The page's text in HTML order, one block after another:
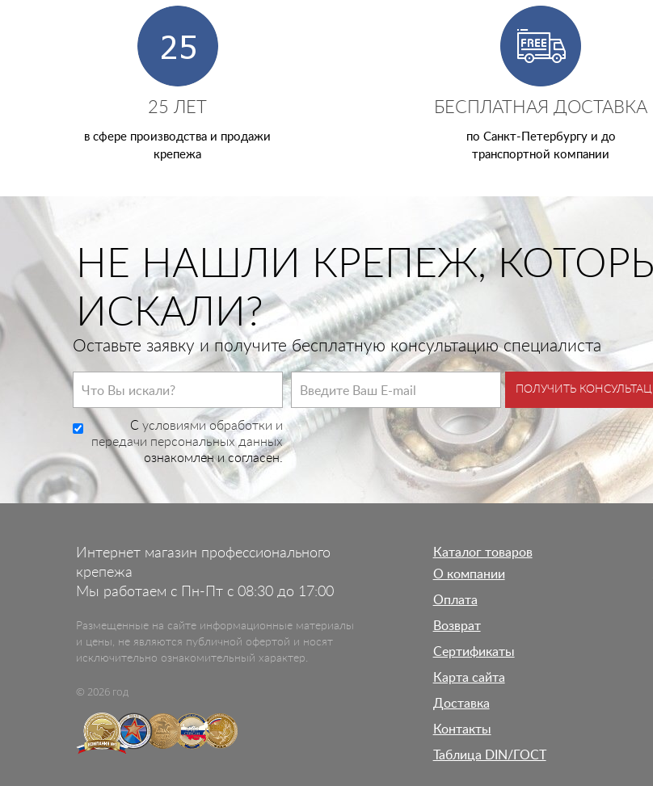
25 ЛЕТ
в сфере производства и продажи
крепежа
БЕСПЛАТНАЯ ДОСТАВКА
по Санкт-Петербургу и до
транспортной компании
НЕ НАШЛИ КРЕПЕЖ,
ИСКАЛИ?
Оставьте заявку и получите бесплатную консультацию специалиста
C условиями обработки и
передачи персональных данных
ознакомлен и согласен.
ПОЛУЧИТЬ
Интернет магазин профессионального
крепежа
Мы работаем с Пн-Пт с 08:30 до 17:00
Размещенные на сайте информационные материалы
и цены, не являются публичной офертой и носят
исключительно ознакомительный характер.
© 2026 год
Каталог товаров
О компании
Оплата
Возврат
Сертификаты
Карта сайта
Доставка
Контакты
Таблица DIN/ГОСТ